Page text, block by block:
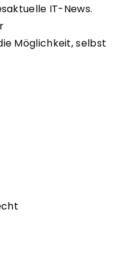
IT-News.
Möglichkeit, selbst